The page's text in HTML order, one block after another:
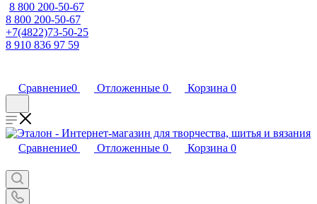
8 800 200-50-67
8 800 200-50-67
+7(4822)73-50-25
8 910 836 97 59
Сравнение0 Отложенные 0 Корзина 0
Сравнение0 Отложенные 0 Корзина 0